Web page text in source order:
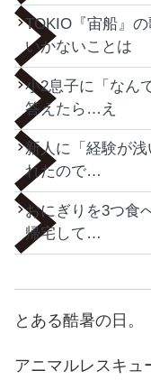
TOKIO『宙船』
いかないことは
小2息子に「なん
答えたら…え
新人に「経験が
れたので…
おにぎりを3つ食
帰宅して…
とある酷暑の日。
アニマルレスキュ